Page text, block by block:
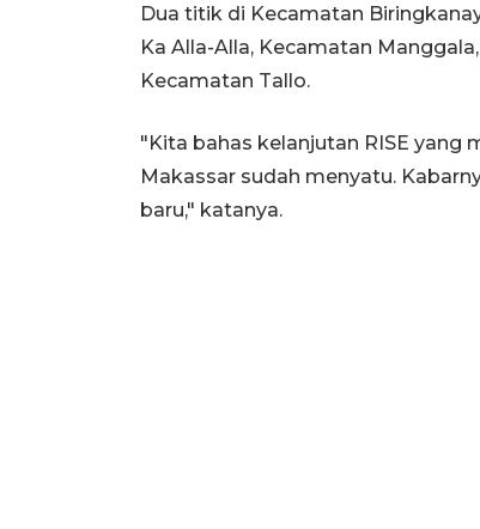
Dua titik di Kecamatan
Ka Alla-Alla, Kecamatan
Kecamatan Tallo.
"Kita bahas kelanjutan RISE
Makassar sudah menyatu.
baru," katanya.